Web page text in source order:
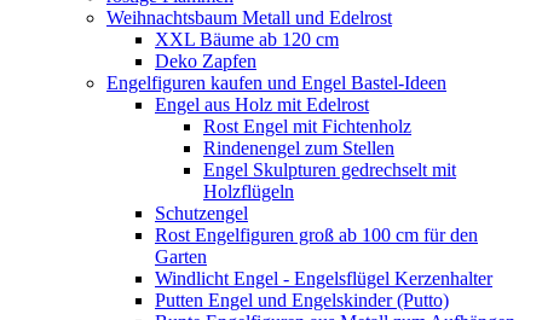
Weihnachtsbaum Metall und Edelrost
XXL Bäume ab 120 cm
Deko Zapfen
Engelfiguren kaufen und Engel Bastel-Ideen
Engel aus Holz mit Edelrost
Rost Engel mit Fichtenholz
Rindenengel zum Stellen
Engel Skulpturen gedrechselt mit
Holzflügeln
Schutzengel
Rost Engelfiguren groß ab 100 cm für den
Garten
Windlicht Engel - Engelsflügel Kerzenhalter
Putten Engel und Engelskinder (Putto)